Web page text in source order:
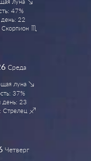
47%
22
Скорпион
Среда
луна
37%
23
Стрелец
Четверг